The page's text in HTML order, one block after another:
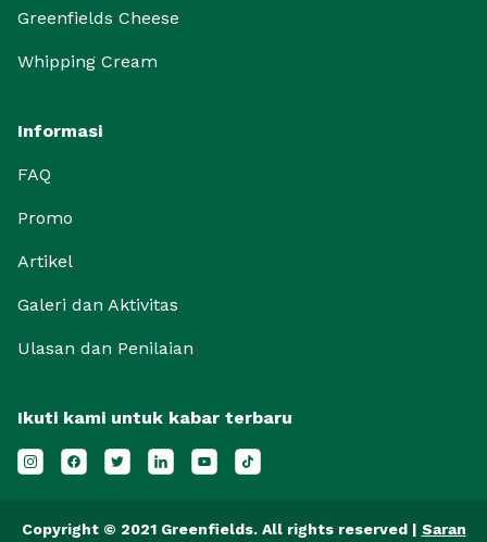
Greenfields Cheese
Whipping Cream
Informasi
FAQ
Promo
Artikel
Galeri dan Aktivitas
Ulasan dan Penilaian
Ikuti kami untuk kabar terbaru
Copyright © 2021 Greenfields. All rights reserved | Saran